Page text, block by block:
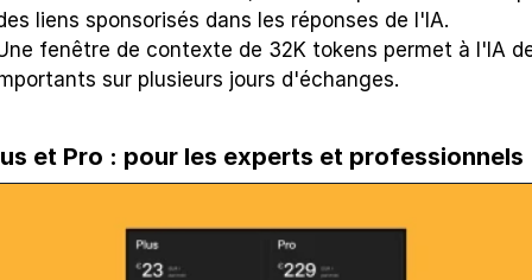
liens sponsorisés dans les réponses de l'IA.
fenêtre de contexte de 32K tokens permet à l'IA
sur plusieurs jours d'échanges.
et Pro : pour les experts et professionnels